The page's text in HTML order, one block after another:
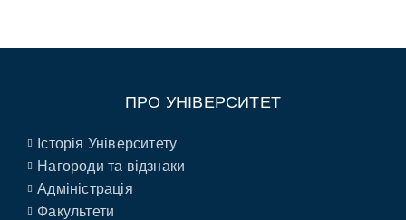
ПРО УНІВЕРСИТЕТ
Історія Університету
Нагороди та відзнаки
Адміністрація
Факультети